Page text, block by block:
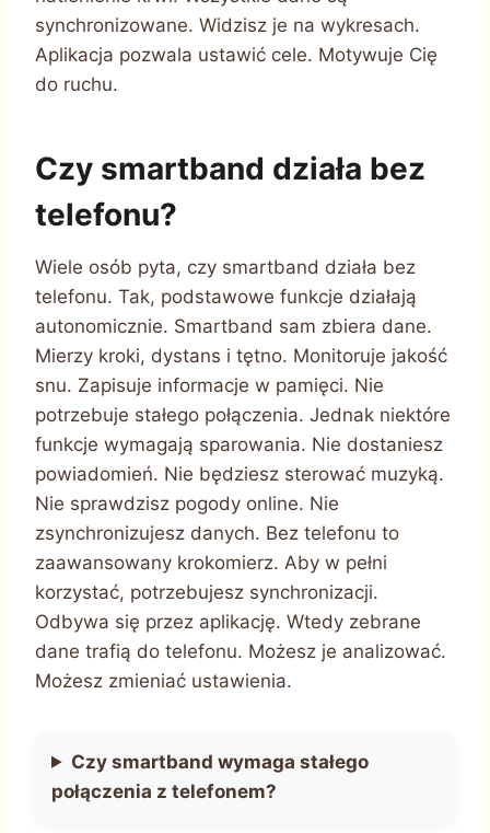
synchronizowane. Widzisz je na wykresach.
Aplikacja pozwala ustawić cele. Motywuje Cię
do ruchu.
Czy smartband działa bez
telefonu?
Wiele osób pyta, czy smartband działa bez
telefonu. Tak, podstawowe funkcje działają
autonomicznie. Smartband sam zbiera dane.
Mierzy kroki, dystans i tętno. Monitoruje jakość
snu. Zapisuje informacje w pamięci. Nie
potrzebuje stałego połączenia. Jednak niektóre
funkcje wymagają sparowania. Nie dostaniesz
powiadomień. Nie będziesz sterować muzyką.
Nie sprawdzisz pogody online. Nie
zsynchronizujesz danych. Bez telefonu to
zaawansowany krokomierz. Aby w pełni
korzystać, potrzebujesz synchronizacji.
Odbywa się przez aplikację. Wtedy zebrane
dane trafią do telefonu. Możesz je analizować.
Możesz zmieniać ustawienia.
Czy smartband wymaga stałego
połączenia z telefonem?